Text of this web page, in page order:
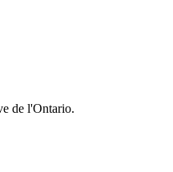
de l'Ontario.